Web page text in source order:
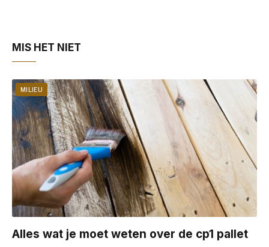
MIS HET NIET
MILIEU
Alles wat je moet weten over de cp1 pallet